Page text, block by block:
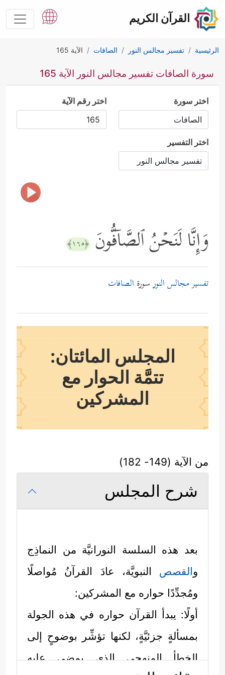
القرآن الكريم
الرئيسية تفسير مجالس النور الصافات الآية 165
سورة الصافات تفسير مجالس النور الآية 165
اختر سورة اختر رقم الآية
اختر التفسير
وَإِنَّا لَنَحۡنُ ٱلصَّاۤفُّونَ ﴿١٦٥﴾
تفسير مجالس النورسورة الصافات
المجلس المائتان:
تتمَّة الحوار مع
المشركين
من الآية (149- 182)
شرح المجلس
بعد هذه السلسة النورانيَّة من النماذِج
والقصص النبويَّة، عادَ القرآنُ مُواصلًا
ومُجدِّدًا حواره مع المشركين:
أولًا: يبدأ القرآن حواره في هذه الجولة
بمسألةٍ جزئيَّةٍ، لكنها تؤشِّر بوضوحٍ إلى
الخطأ المنهجي الذي يمضِي عليه